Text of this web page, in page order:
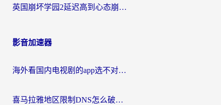
英国崩坏学园2延迟高到心态崩？海外党国服游戏加速终极指南
影音加速器
海外看国内电视剧的app选不对？这份回国加速器避坑指南帮你流畅追剧
喜马拉雅地区限制DNS怎么破？海外党听国内音乐听书的终极解决方案